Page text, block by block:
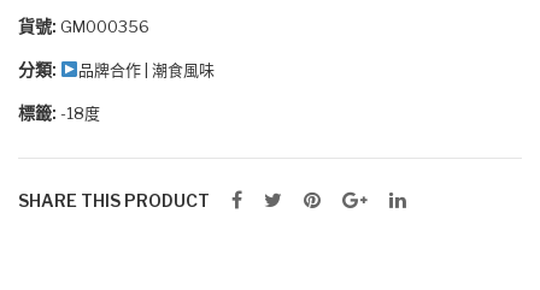
貨號: GM000356
分類: 品牌合作 | 潮食風味
標籤: -18度
SHARE THIS PRODUCT